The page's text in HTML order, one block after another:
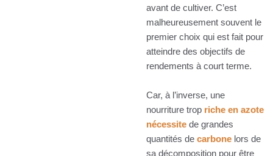
avant de cultiver. C’est
malheureusement souvent le
premier choix qui est fait pour
atteindre des objectifs de
rendements à court terme.
Car, à l’inverse, une
nourriture trop riche en azote
nécessite de grandes
quantités de carbone lors de
sa décomposition pour être